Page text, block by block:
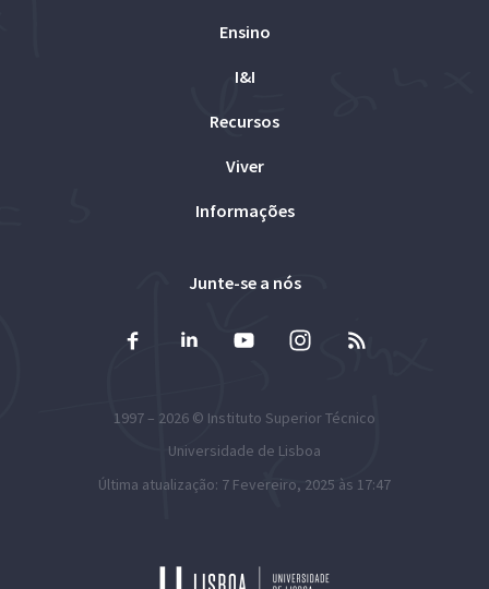
Ensino
I&I
Recursos
Viver
Informações
Junte-se a nós
1997 – 2026 © Instituto Superior Técnico
Universidade de Lisboa
Última atualização: 7 Fevereiro, 2025 às 17:47